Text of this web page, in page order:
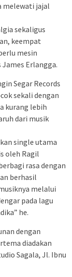
melewati jajal
sekaligus
keempat
mesin
Erlangga.
Segar Records
sekali dengan
kurang lebih
dari musik
single utama
oleh Ragil
rasa dengan
berhasil
melalui
pada lagu
he.
dengan
diadakan
Sagala, Jl. Ibnu